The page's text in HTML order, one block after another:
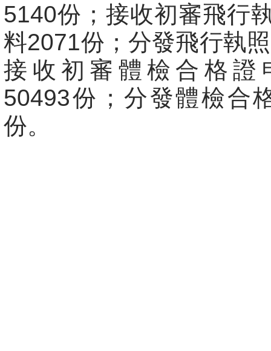
5140份；接收初審飛行
料2071份；分發飛行執
接收初審體檢合格證
50493份；分發體檢合
份。